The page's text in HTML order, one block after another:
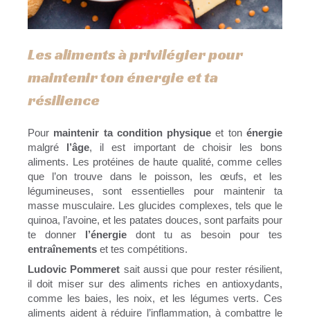
Les aliments à privilégier pour
maintenir ton énergie et ta
résilience
Pour maintenir ta condition physiqueet tonénergie
malgré l’âge, il est important de choisir les bons
aliments. Les protéines de haute qualité, comme celles
que l’on trouve dans le poisson, les œufs, et les
légumineuses, sont essentielles pour maintenir ta
masse musculaire. Les glucides complexes, tels que le
quinoa, l’avoine, et les patates douces, sont parfaits pour
te donner l’énergie dont tu as besoin pour tes
entraînements et tes compétitions.
Ludovic Pommeret sait aussi que pour rester résilient,
il doit miser sur des aliments riches en antioxydants,
comme les baies, les noix, et les légumes verts. Ces
aliments aident à réduire l’inflammation, à combattre le